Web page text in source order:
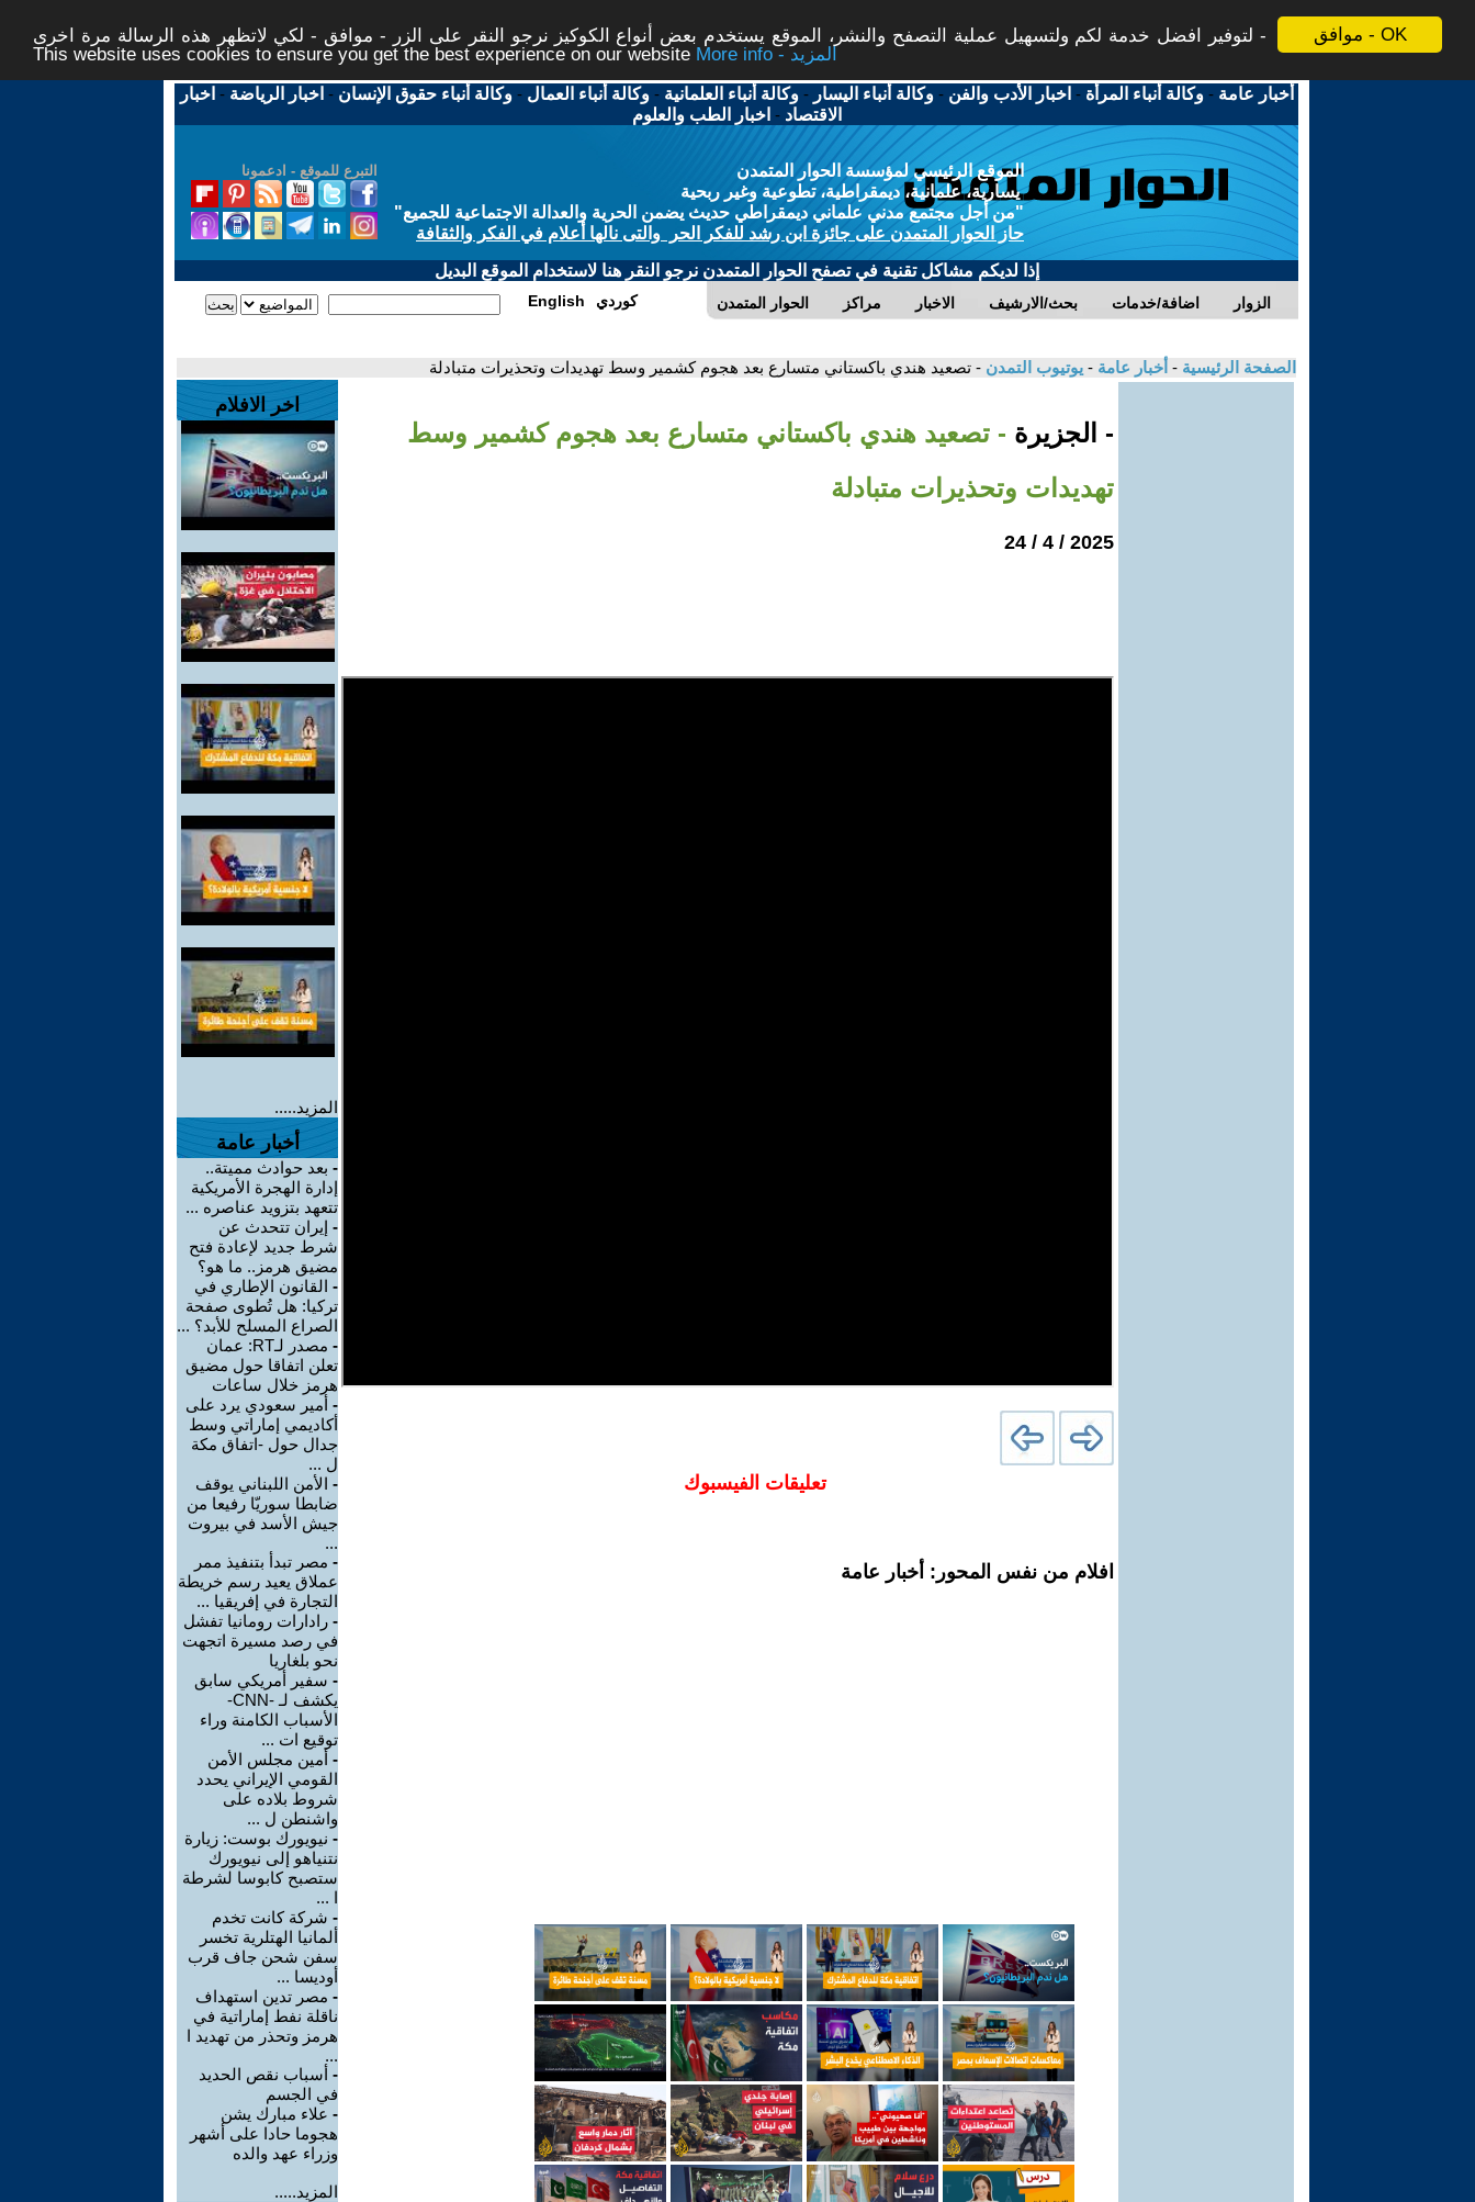
موافق - OK
لتوفير افضل خدمة لكم ولتسهيل عملية التصفح والنشر، الموقع يستخدم بعض أنواع الكوكيز نرجو النقر على الزر - موافق - لكي لاتظهر هذه الرسالة مرة اخرى -
This website uses cookies to ensure you get the best experience on our website
More info - المزيد
أخبار عامة -وكالة أنباء المرأة - اخبار الأدب والفن -وكالة أنباء اليسار -وكالة أنباء العلمانية -وكالة أنباء العمال -وكالة أنباء حقوق الإنسان - اخبار الرياضة - اخبار
الاقتصاد - اخبار الطب والعلوم
التبرع للموقع - ادعمونا
الموقع الرئيسي لمؤسسة الحوار المتمدن
يسارية، علمانية، ديمقراطية، تطوعية وغير ربحية
"من أجل مجتمع مدني علماني ديمقراطي حديث يضمن الحرية والعدالة الاجتماعية للجميع"
حاز الحوار المتمدن على جائزة ابن رشد للفكر الحر والتى نالها أعلام في الفكر والثقافة
إذا لديكم مشاكل تقنية في تصفح الحوار المتمدن نرجو النقر هنا لاستخدام الموقع البديل
الحوار المتمدن مراكز الاخبار بحث/الارشيف اضافة/خدمات الزوار English كوردي
الصفحة الرئيسية - أخبار عامة - يوتيوب التمدن - تصعيد هندي باكستاني متسارع بعد هجوم كشمير وسط تهديدات وتحذيرات متبادلة
- الجزيرة - تصعيد هندي باكستاني متسارع بعد هجوم كشمير وسط
تهديدات وتحذيرات متبادلة
2025 / 4 / 24
تعليقات الفيسبوك
افلام من نفس المحور: أخبار عامة
اخر الافلام
المزيد.....
أخبار عامة
- بعد حوادث مميتة..
إدارة الهجرة الأمريكية
تتعهد بتزويد عناصره ...
- إيران تتحدث عن
شرط جديد لإعادة فتح
مضيق هرمز.. ما هو؟
- القانون الإطاري في
تركيا: هل تُطوى صفحة
الصراع المسلح للأبد؟ ...
-
مصدر لـRT: عمان
تعلن اتفاقا حول مضيق
هرمز خلال ساعات
- أمير سعودي يرد على
أكاديمي إماراتي وسط
جدال حول -اتفاق مكة
ل ...
- الأمن اللبناني يوقف
ضابطا سوريّا رفيعا من
جيش الأسد في بيروت
...
- مصر تبدأ بتنفيذ ممر
عملاق يعيد رسم خريطة
التجارة في إفريقيا ...
- رادارات رومانيا تفشل
في رصد مسيرة اتجهت
نحو بلغاريا
- سفير أمريكي سابق
يكشف لـ -CNN-
الأسباب الكامنة وراء
توقيع ات ...
- أمين مجلس الأمن
القومي الإيراني يحدد
شروط بلاده على
واشنطن ل ...
- نيويورك بوست: زيارة
نتنياهو إلى نيويورك
ستصبح كابوسا لشرطة
ا ...
- شركة كانت تخدم
ألمانيا الهتلرية تخسر
سفن شحن جاف قرب
أوديسا ...
- مصر تدين استهداف
ناقلة نفط إماراتية في
هرمز وتحذر من تهديد ا
...
- أسباب نقص الحديد
في الجسم
- علاء مبارك يشن
هجوما حادا على أشهر
وزراء عهد والده
المزيد.....